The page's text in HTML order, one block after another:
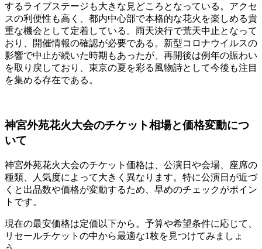
するライブステージも大きな見どころとなっている。アクセ
スの利便性も高く、都内中心部で本格的な花火を楽しめる貴
重な機会として定着している。雨天決行で荒天中止となって
おり、開催情報の確認が必要である。新型コロナウイルスの
影響で中止が続いた時期もあったが、再開後は例年の賑わい
を取り戻しており、東京の夏を彩る風物詩として今後も注目
を集める存在である。
神宮外苑花火大会のチケット相場と価格変動につ
いて
神宮外苑花火大会のチケット価格は、公演日や会場、座席の
種類、人気度によって大きく異なります。特に公演日が近づ
くと出品数や価格が変動するため、早めのチェックがポイン
トです。
現在の最安価格は定価以下から。予算や希望条件に応じて、
リセールチケットの中から最適な1枚を見つけてみましょ